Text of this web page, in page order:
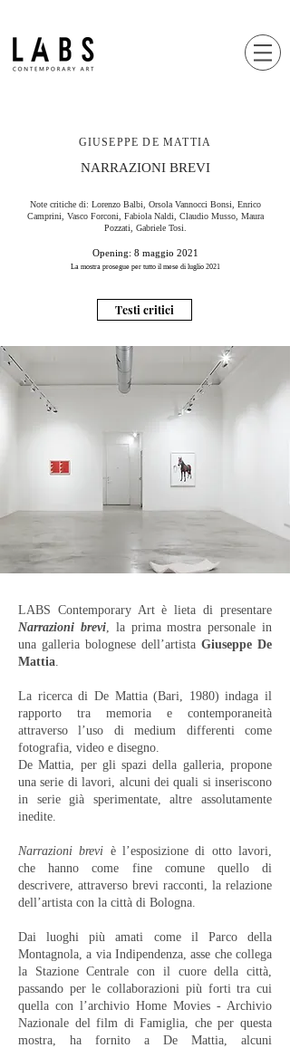
GIUSEPPE DE MATTIA
NARRAZIONI BREVI
Note critiche di: Lorenzo Balbi, Orsola Vannocci Bonsi, Enrico
Camprini, Vasco Forconi, Fabiola Naldi, Claudio Musso, Maura
Pozzati, Gabriele Tosi.
Opening: 8 maggio 2021
La mostra prosegue per tutto il mese di luglio 2021
Testi critici
LABS Contemporary Art è lieta di presentare
Narrazioni brevi, la prima mostra personale in
una galleria bolognese dell’artista Giuseppe De
Mattia.
La ricerca di De Mattia (Bari, 1980) indaga il
rapporto tra memoria e contemporaneità
attraverso l’uso di medium differenti come
fotografia, video e disegno.
De Mattia, per gli spazi della galleria, propone
una serie di lavori, alcuni dei quali si inseriscono
in serie già sperimentate, altre assolutamente
inedite.
Narrazioni brevi è l’esposizione di otto lavori,
che hanno come fine comune quello di
descrivere, attraverso brevi racconti, la relazione
dell’artista con la città di Bologna.
Dai luoghi più amati come il Parco della
Montagnola, a via Indipendenza, asse che collega
la Stazione Centrale con il cuore della città,
passando per le collaborazioni più forti tra cui
quella con l’archivio Home Movies - Archivio
Nazionale del film di Famiglia, che per questa
mostra, ha fornito a De Mattia, alcuni